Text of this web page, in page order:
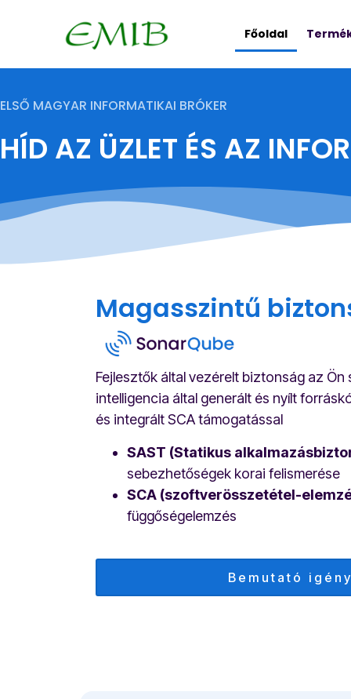
Főoldal
ELSŐ MAGYAR INFORMATIKAI BRÓKER
HÍD AZ ÜZLET ÉS AZ
Magasszintű
Fejlesztők által vezérelt biztonság az
intelligencia által generált és nyílt
és integrált SCA támogatással
SAST (Statikus
sebezhetőségek korai felismerése
SCA (szoftverösszetétel-
függőségelemzés
Bemutató